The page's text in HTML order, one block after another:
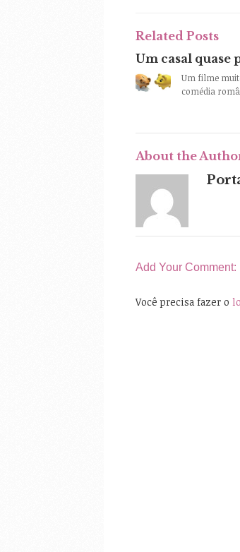
Related Posts
Um casal quase
Um filme
comédia
About the
Add Your Comment:
Você precisa fazer o